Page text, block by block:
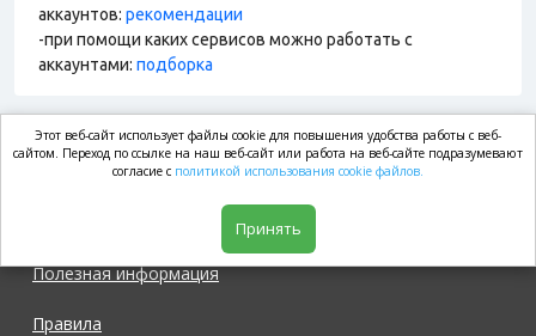
аккаунтов: рекомендации
-при помощи каких сервисов можно работать с
аккаунтами: подборка
market.com
Полезная информация
Правила
Этот веб-сайт использует файлы cookie для повышения удобства работы с веб-
сайтом. Переход по ссылке на наш веб-сайт или работа на веб-сайте подразумевают
согласие с политикой использования cookie файлов.
Принять